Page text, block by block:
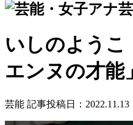
いしのよう
エンヌの才能」
芸能 記事投稿日：